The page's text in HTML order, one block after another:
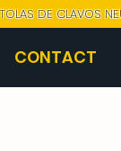
DE CLAVOS
CONTACT